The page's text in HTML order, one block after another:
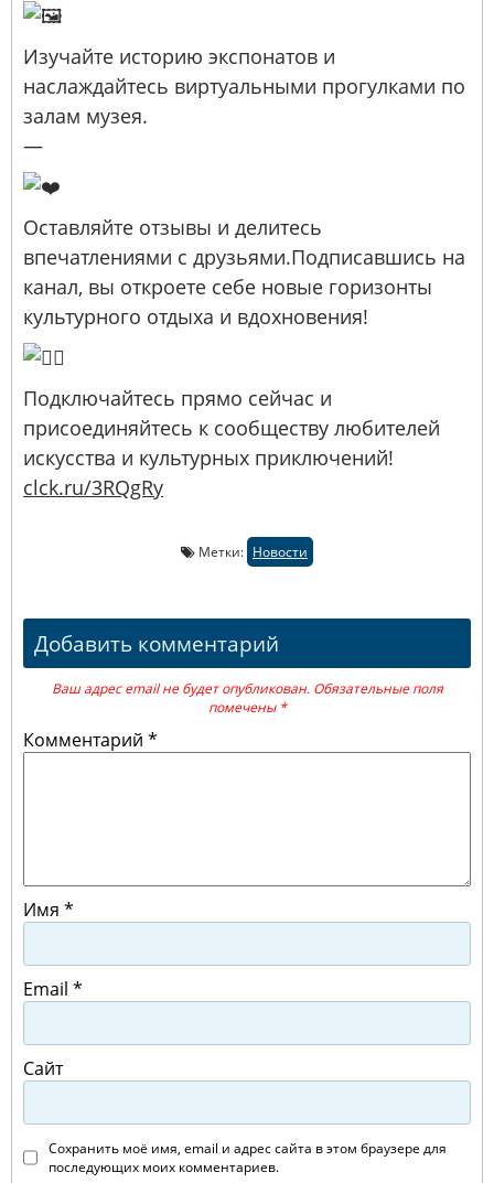
Изучайте историю экспонатов и
наслаждайтесь виртуальными прогулками по
залам музея.
—
Оставляйте отзывы и делитесь
впечатлениями с друзьями.Подписавшись на
канал, вы откроете себе новые горизонты
культурного отдыха и вдохновения!
Подключайтесь прямо сейчас и
присоединяйтесь к сообществу любителей
искусства и культурных приключений!
clck.ru/3RQgRy
Метки: Новости
Добавить комментарий
Ваш адрес email не будет опубликован. Обязательные поля
помечены *
Комментарий *
Имя *
Email *
Сайт
Сохранить моё имя, email и адрес сайта в этом браузере для
последующих моих комментариев.